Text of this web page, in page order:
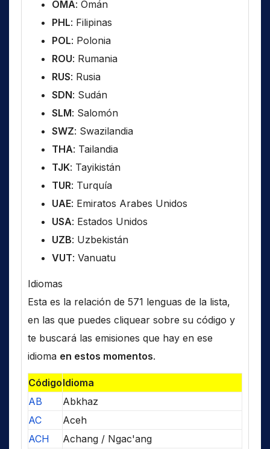
OMA: Omán
PHL: Filipinas
POL: Polonia
ROU: Rumania
RUS: Rusia
SDN: Sudán
SLM: Salomón
SWZ: Swazilandia
THA: Tailandia
TJK: Tayikistán
TUR: Turquía
UAE: Emiratos Arabes Unidos
USA: Estados Unidos
UZB: Uzbekistán
VUT: Vanuatu
Idiomas
Esta es la relación de 571 lenguas de la lista,
en las que puedes cliquear sobre su código y
te buscará las emisiones que hay en ese
idioma en estos momentos.
CódigoIdioma
AB
Abkhaz
AC
Aceh
ACH
Achang / Ngac'ang